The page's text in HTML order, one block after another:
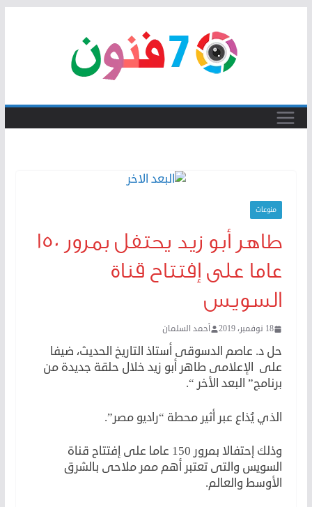
منوعات
طاهر أبو زيد يحتفل بمرور 150
عاما على إفتتاح قناة
السويس
18 نوفمبر، 2019 أحمد السلمان
حل د. عاصم الدسوقى أستاذ التاريخ الحديث، ضيفا
على الإعلامى طاهر أبو زيد خلال حلقة جديدة من
برنامج” البعد الأخر “.
الذي يُذاع عبر أثير محطة “راديو مصر”.
وذلك إحتفالا بمرور 150 عاما على إفتتاح قناة
السويس والتى تعتبر أهم ممر ملاحى بالشرق
الأوسط والعالم.